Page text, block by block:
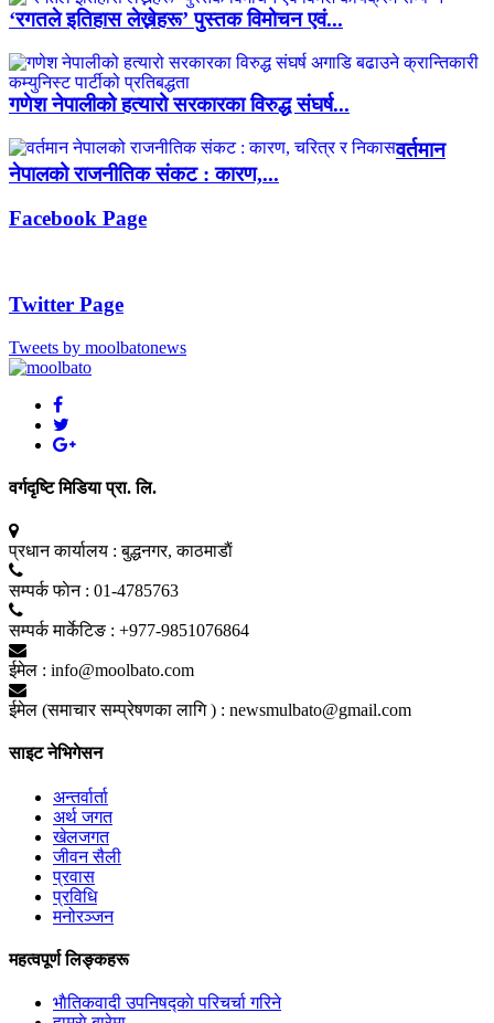
‘रगतले इतिहास लेख्नेहरू’ पुस्तक विमोचन एवं...
गणेश नेपालीको हत्यारो सरकारका विरुद्ध संघर्ष...
वर्तमान
नेपालको राजनीतिक संकट : कारण,...
Facebook Page
Twitter Page
Tweets by moolbatonews
वर्गदृष्टि मिडिया प्रा. लि.
प्रधान कार्यालय : बुद्धनगर, काठमाडाैं
सम्पर्क फाेन : 01-4785763
सम्पर्क मार्केटिङ : +977-9851076864
ईमेल : info@moolbato.com
ईमेल (समाचार सम्प्रेषणका लागि ) : newsmulbato@gmail.com
साइट नेभिगेसन
अन्तर्वार्ता
अर्थ जगत
खेलजगत
जीवन सैली
प्रवास
प्रविधि
मनोरञ्जन
महत्वपूर्ण लिङ्कहरू
भाैतिकवादी उपनिषद्काे परिचर्चा गरिने